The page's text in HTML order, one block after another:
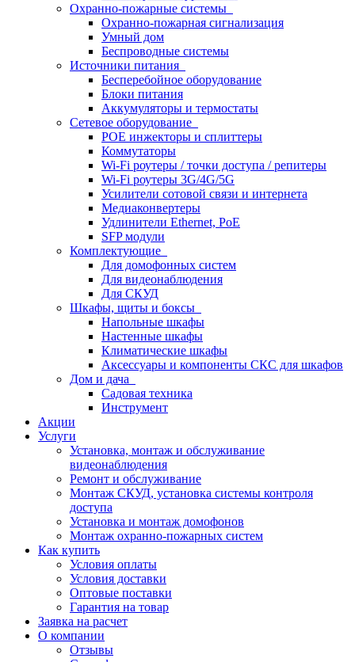
Охранно-пожарные системы
Охранно-пожарная сигнализация
Умный дом
Беспроводные системы
Источники питания
Бесперебойное оборудование
Блоки питания
Аккумуляторы и термостаты
Сетевое оборудование
POE инжекторы и сплиттеры
Коммутаторы
Wi-Fi роутеры / точки доступа / репитеры
Wi-Fi роутеры 3G/4G/5G
Усилители сотовой связи и интернета
Медиаконвертеры
Удлинители Ethernet, PoE
SFP модули
Комплектующие
Для домофонных систем
Для видеонаблюдения
Для СКУД
Шкафы, щиты и боксы
Напольные шкафы
Настенные шкафы
Климатические шкафы
Аксессуары и компоненты СКС для шкафов
Дом и дача
Садовая техника
Инструмент
Акции
Услуги
Установка, монтаж и обслуживание
видеонаблюдения
Ремонт и обслуживание
Монтаж СКУД, установка системы контроля
доступа
Установка и монтаж домофонов
Монтаж охранно-пожарных систем
Как купить
Условия оплаты
Условия доставки
Оптовые поставки
Гарантия на товар
Заявка на расчет
О компании
Отзывы